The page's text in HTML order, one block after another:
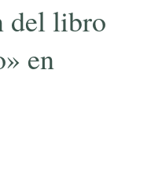
del libro
en